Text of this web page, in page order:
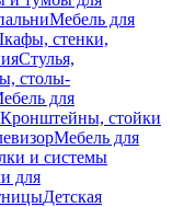
Мебель для
стенки,
Стулья,
столы-
для
Кронштейны, стойки
Мебель для
и системы
для
Детская